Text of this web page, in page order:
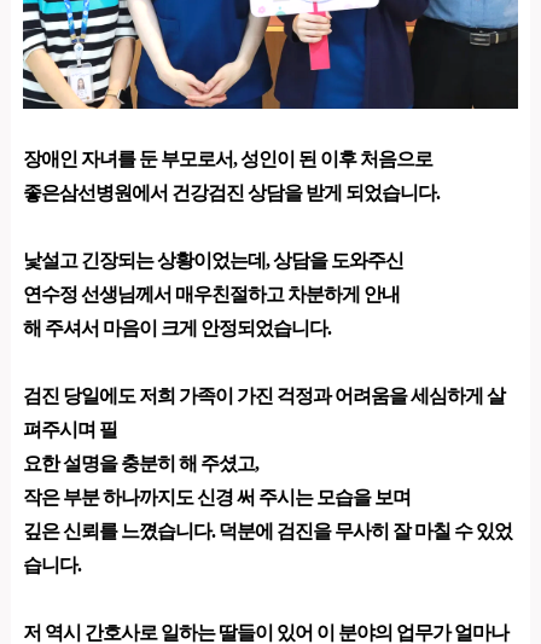
장애인 자녀를 둔 부모로서,성인이 된 이후 처음으로
좋은삼선병원에서 건강검진 상담을 받게 되었습니다.
낯설고 긴장되는 상황이었는데, 상담을 도와주신
연수정 선생님께서 매우친절하고 차분하게 안내
해 주셔서 마음이 크게 안정되었습니다.
검진 당일에도 저희 가족이 가진 걱정과 어려움을 세심하게 살
펴주시며 필
요한 설명을 충분히 해 주셨고,
작은 부분 하나까지도 신경 써 주시는 모습을 보며
깊은 신뢰를 느꼈습니다. 덕분에 검진을 무사히 잘 마칠 수 있었
습니다.
저 역시 간호사로 일하는 딸들이 있어 이 분야의 업무가 얼마나